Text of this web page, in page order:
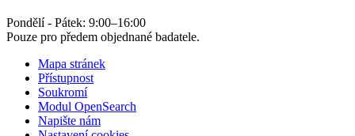
Pondělí - Pátek: 9:00–16:00
Pouze pro předem objednané badatele.
Mapa stránek
Přístupnost
Soukromí
Modul OpenSearch
Napište nám